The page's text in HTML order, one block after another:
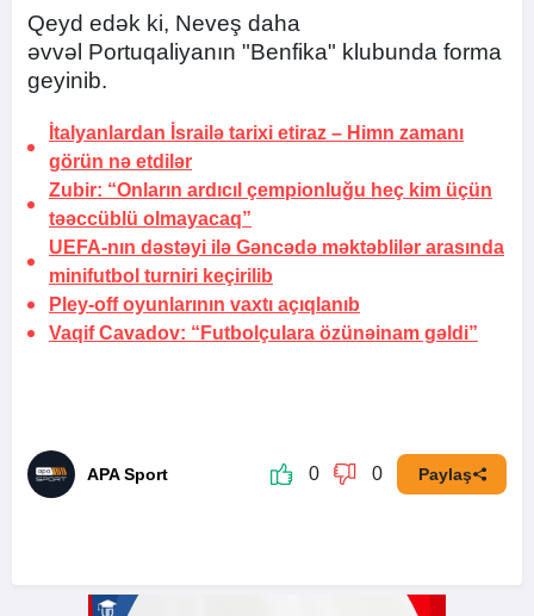
Qeyd edək ki, Neveş daha
əvvəl Portuqaliyanın "Benfika" klubunda forma
geyinib.
İtalyanlardan İsrailə tarixi etiraz – Himn zamanı
görün nə etdilər
Zubir: “Onların ardıcıl çempionluğu heç kim üçün
təəccüblü olmayacaq”
UEFA-nın dəstəyi ilə Gəncədə məktəblilər arasında
minifutbol turniri keçirilib
Pley-off oyunlarının vaxtı açıqlanıb
Vaqif Cavadov: “Futbolçulara özünəinam gəldi”
APA Sport 0 0 Paylaş